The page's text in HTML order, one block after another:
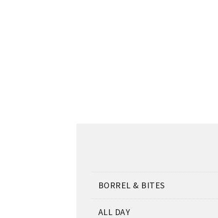
BORREL & BITES
ALL DAY